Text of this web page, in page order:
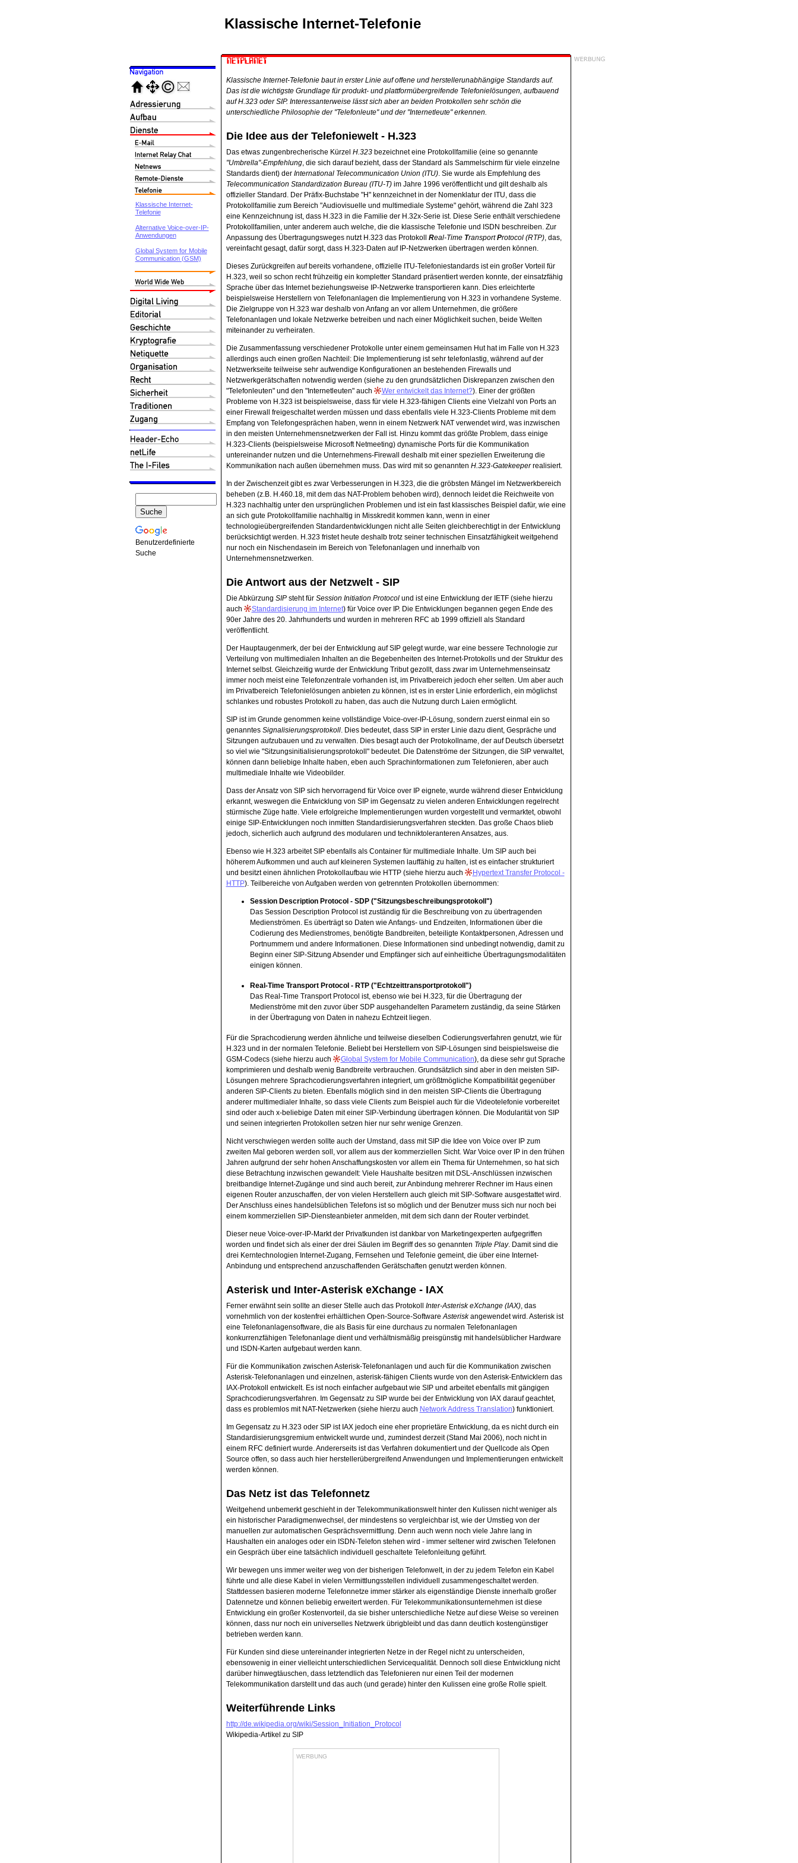
Klassische Internet-Telefonie
Klassische Internet-
Telefonie
Alternative Voice-over-IP-
Anwendungen
Global System for Mobile
Communication (GSM)
Benutzerdefinierte
Suche
Klassische Internet-Telefonie baut in erster Linie auf offene und herstellerunabhängige Standards auf.
Das ist die wichtigste Grundlage für produkt- und plattformübergreifende Telefonielösungen, aufbauend
auf H.323 oder SIP. Interessanterweise lässt sich aber an beiden Protokollen sehr schön die
unterschiedliche Philosophie der "Telefonleute" und der "Internetleute" erkennen.
Die Idee aus der Telefoniewelt - H.323
Das etwas zungenbrecherische Kürzel H.323bezeichnet eine Protokollfamilie (eine so genannte
"Umbrella"-Empfehlung, die sich darauf bezieht, dass der Standard als Sammelschirm für viele einzelne
Standards dient) der International Telecommunication Union (ITU). Sie wurde als Empfehlung des
Telecommunication Standardization Bureau (ITU-T)im Jahre 1996 veröffentlicht und gilt deshalb als
offizieller Standard. Der Präfix-Buchstabe "H" kennzeichnet in der Nomenklatur der ITU, dass die
Protokollfamilie zum Bereich "Audiovisuelle und multimediale Systeme" gehört, während die Zahl 323
eine Kennzeichnung ist, dass H.323 in die Familie der H.32x-Serie ist. Diese Serie enthält verschiedene
Protokollfamilien, unter anderem auch welche, die die klassische Telefonie und ISDN beschreiben. Zur
Anpassung des Übertragungsweges nutzt H.323 das Protokoll Real-Time TransportProtocol (RTP), das,
vereinfacht gesagt, dafür sorgt, dass H.323-Daten auf IP-Netzwerken übertragen werden können.
Dieses Zurückgreifen auf bereits vorhandene, offizielle ITU-Telefoniestandards ist ein großer Vorteil für
H.323, weil so schon recht frühzeitig ein kompletter Standard präsentiert werden konnte, der einsatzfähig
Sprache über das Internet beziehungsweise IP-Netzwerke transportieren kann. Dies erleichterte
beispielsweise Herstellern von Telefonanlagen die Implementierung von H.323 in vorhandene Systeme.
Die Zielgruppe von H.323 war deshalb von Anfang an vor allem Unternehmen, die größere
Telefonanlagen und lokale Netzwerke betreiben und nach einer Möglichkeit suchen, beide Welten
miteinander zu verheiraten.
Die Zusammenfassung verschiedener Protokolle unter einem gemeinsamen Hut hat im Falle von H.323
allerdings auch einen großen Nachteil: Die Implementierung ist sehr telefonlastig, während auf der
Netzwerkseite teilweise sehr aufwendige Konfigurationen an bestehenden Firewalls und
Netzwerkgerätschaften notwendig werden (siehe zu den grundsätzlichen Diskrepanzen zwischen den
"Telefonleuten" und den "Internetleuten" auch
Wer entwickelt das Internet?). Einer der größten
Probleme von H.323 ist beispielsweise, dass für viele H.323-fähigen Clients eine Vielzahl von Ports an
einer Firewall freigeschaltet werden müssen und dass ebenfalls viele H.323-Clients Probleme mit dem
Empfang von Telefongesprächen haben, wenn in einem Netzwerk NAT verwendet wird, was inzwischen
in den meisten Unternehmensnetzwerken der Fall ist. Hinzu kommt das größte Problem, dass einige
H.323-Clients (beispielsweise Microsoft Netmeeting) dynamische Ports für die Kommunikation
untereinander nutzen und die Unternehmens-Firewall deshalb mit einer speziellen Erweiterung die
Kommunikation nach außen übernehmen muss. Das wird mit so genannten H.323-Gatekeeperrealisiert.
In der Zwischenzeit gibt es zwar Verbesserungen in H.323, die die gröbsten Mängel im Netzwerkbereich
beheben (z.B. H.460.18, mit dem das NAT-Problem behoben wird), dennoch leidet die Reichweite von
H.323 nachhaltig unter den ursprünglichen Problemen und ist ein fast klassisches Beispiel dafür, wie eine
an sich gute Protokollfamilie nachhaltig in Misskredit kommen kann, wenn in einer
technologieübergreifenden Standardentwicklungen nicht alle Seiten gleichberechtigt in der Entwicklung
berücksichtigt werden. H.323 fristet heute deshalb trotz seiner technischen Einsatzfähigkeit weitgehend
nur noch ein Nischendasein im Bereich von Telefonanlagen und innerhalb von
Unternehmensnetzwerken.
Die Antwort aus der Netzwelt - SIP
Die Abkürzung SIPsteht für Session Initiation Protocolund ist eine Entwicklung der IETF (siehe hierzu
auch
Standardisierung im Internet) für Voice over IP. Die Entwicklungen begannen gegen Ende des
90er Jahre des 20. Jahrhunderts und wurden in mehreren RFC ab 1999 offiziell als Standard
veröffentlicht.
Der Hauptaugenmerk, der bei der Entwicklung auf SIP gelegt wurde, war eine bessere Technologie zur
Verteilung von multimedialen Inhalten an die Begebenheiten des Internet-Protokolls und der Struktur des
Internet selbst. Gleichzeitig wurde der Entwicklung Tribut gezollt, dass zwar im Unternehmenseinsatz
immer noch meist eine Telefonzentrale vorhanden ist, im Privatbereich jedoch eher selten. Um aber auch
im Privatbereich Telefonielösungen anbieten zu können, ist es in erster Linie erforderlich, ein möglichst
schlankes und robustes Protokoll zu haben, das auch die Nutzung durch Laien ermöglicht.
SIP ist im Grunde genommen keine vollständige Voice-over-IP-Lösung, sondern zuerst einmal ein so
genanntes Signalisierungsprotokoll. Dies bedeutet, dass SIP in erster Linie dazu dient, Gespräche und
Sitzungen aufzubauen und zu verwalten. Dies besagt auch der Protokollname, der auf Deutsch übersetzt
so viel wie "Sitzungsinitialisierungsprotokoll" bedeutet. Die Datenströme der Sitzungen, die SIP verwaltet,
können dann beliebige Inhalte haben, eben auch Sprachinformationen zum Telefonieren, aber auch
multimediale Inhalte wie Videobilder.
Dass der Ansatz von SIP sich hervorragend für Voice over IP eignete, wurde während dieser Entwicklung
erkannt, weswegen die Entwicklung von SIP im Gegensatz zu vielen anderen Entwicklungen regelrecht
stürmische Züge hatte. Viele erfolgreiche Implementierungen wurden vorgestellt und vermarktet, obwohl
einige SIP-Entwicklungen noch inmitten Standardisierungsverfahren steckten. Das große Chaos blieb
jedoch, sicherlich auch aufgrund des modularen und techniktoleranteren Ansatzes, aus.
Ebenso wie H.323 arbeitet SIP ebenfalls als Container für multimediale Inhalte. Um SIP auch bei
höherem Aufkommen und auch auf kleineren Systemen lauffähig zu halten, ist es einfacher strukturiert
und besitzt einen ähnlichen Protokollaufbau wie HTTP (siehe hierzu auch
Hypertext Transfer Protocol -
HTTP). Teilbereiche von Aufgaben werden von getrennten Protokollen übernommen:
Session Description Protocol - SDP ("Sitzungsbeschreibungsprotokoll")
Das Session Description Protocol ist zuständig für die Beschreibung von zu übertragenden
Medienströmen. Es überträgt so Daten wie Anfangs- und Endzeiten, Informationen über die
Codierung des Medienstromes, benötigte Bandbreiten, beteiligte Kontaktpersonen, Adressen und
Portnummern und andere Informationen. Diese Informationen sind unbedingt notwendig, damit zu
Beginn einer SIP-Sitzung Absender und Empfänger sich auf einheitliche Übertragungsmodalitäten
einigen können.
Real-Time Transport Protocol - RTP ("Echtzeittransportprotokoll")
Das Real-Time Transport Protocol ist, ebenso wie bei H.323, für die Übertragung der
Medienströme mit den zuvor über SDP ausgehandelten Parametern zuständig, da seine Stärken
in der Übertragung von Daten in nahezu Echtzeit liegen.
Für die Sprachcodierung werden ähnliche und teilweise dieselben Codierungsverfahren genutzt, wie für
H.323 und in der normalen Telefonie. Beliebt bei Herstellern von SIP-Lösungen sind beispielsweise die
GSM-Codecs (siehe hierzu auch
Global System for Mobile Communication), da diese sehr gut Sprache
komprimieren und deshalb wenig Bandbreite verbrauchen. Grundsätzlich sind aber in den meisten SIP-
Lösungen mehrere Sprachcodierungsverfahren integriert, um größtmögliche Kompatibilität gegenüber
anderen SIP-Clients zu bieten. Ebenfalls möglich sind in den meisten SIP-Clients die Übertragung
anderer multimedialer Inhalte, so dass viele Clients zum Beispiel auch für die Videotelefonie vorbereitet
sind oder auch x-beliebige Daten mit einer SIP-Verbindung übertragen können. Die Modularität von SIP
und seinen integrierten Protokollen setzen hier nur sehr wenige Grenzen.
Nicht verschwiegen werden sollte auch der Umstand, dass mit SIP die Idee von Voice over IP zum
zweiten Mal geboren werden soll, vor allem aus der kommerziellen Sicht. War Voice over IP in den frühen
Jahren aufgrund der sehr hohen Anschaffungskosten vor allem ein Thema für Unternehmen, so hat sich
diese Betrachtung inzwischen gewandelt: Viele Haushalte besitzen mit DSL-Anschlüssen inzwischen
breitbandige Internet-Zugänge und sind auch bereit, zur Anbindung mehrerer Rechner im Haus einen
eigenen Router anzuschaffen, der von vielen Herstellern auch gleich mit SIP-Software ausgestattet wird.
Der Anschluss eines handelsüblichen Telefons ist so möglich und der Benutzer muss sich nur noch bei
einem kommerziellen SIP-Diensteanbieter anmelden, mit dem sich dann der Router verbindet.
Dieser neue Voice-over-IP-Markt der Privatkunden ist dankbar von Marketingexperten aufgegriffen
worden und findet sich als einer der drei Säulen im Begriff des so genannten Triple Play. Damit sind die
drei Kerntechnologien Internet-Zugang, Fernsehen und Telefonie gemeint, die über eine Internet-
Anbindung und entsprechend anzuschaffenden Gerätschaften genutzt werden können.
Asterisk und Inter-Asterisk eXchange - IAX
Ferner erwähnt sein sollte an dieser Stelle auch das Protokoll Inter-Asterisk eXchange (IAX), das
vornehmlich von der kostenfrei erhältlichen Open-Source-SoftwareAsteriskangewendet wird. Asterisk ist
eine Telefonanlagensoftware, die als Basis für eine durchaus zu normalen Telefonanlagen
konkurrenzfähigen Telefonanlage dient und verhältnismäßig preisgünstig mit handelsüblicher Hardware
und ISDN-Karten aufgebaut werden kann.
Für die Kommunikation zwischen Asterisk-Telefonanlagen und auch für die Kommunikation zwischen
Asterisk-Telefonanlagen und einzelnen, asterisk-fähigen Clients wurde von den Asterisk-Entwicklern das
IAX-Protokoll entwickelt. Es ist noch einfacher aufgebaut wie SIP und arbeitet ebenfalls mit gängigen
Sprachcodierungsverfahren. Im Gegensatz zu SIP wurde bei der Entwicklung von IAX darauf geachtet,
dass es problemlos mit NAT-Netzwerken (siehe hierzu auch Network Address Translation) funktioniert.
Im Gegensatz zu H.323 oder SIP ist IAX jedoch eine eher proprietäre Entwicklung, da es nicht durch ein
Standardisierungsgremium entwickelt wurde und, zumindest derzeit (Stand Mai 2006), noch nicht in
einem RFC definiert wurde. Andererseits ist das Verfahren dokumentiert und der Quellcode als Open
Source offen, so dass auch hier herstellerübergreifend Anwendungen und Implementierungen entwickelt
werden können.
Das Netz ist das Telefonnetz
Weitgehend unbemerkt geschieht in der Telekommunikationswelt hinter den Kulissen nicht weniger als
ein historischer Paradigmenwechsel, der mindestens so vergleichbar ist, wie der Umstieg von der
manuellen zur automatischen Gesprächsvermittlung. Denn auch wenn noch viele Jahre lang in
Haushalten ein analoges oder ein ISDN-Telefon stehen wird - immer seltener wird zwischen Telefonen
ein Gespräch über eine tatsächlich individuell geschaltete Telefonleitung geführt.
Wir bewegen uns immer weiter weg von der bisherigen Telefonwelt, in der zu jedem Telefon ein Kabel
führte und alle diese Kabel in vielen Vermittlungsstellen individuell zusammengeschaltet werden.
Stattdessen basieren moderne Telefonnetze immer stärker als eigenständige Dienste innerhalb großer
Datennetze und können beliebig erweitert werden. Für Telekommunikationsunternehmen ist diese
Entwicklung ein großer Kostenvorteil, da sie bisher unterschiedliche Netze auf diese Weise so vereinen
können, dass nur noch ein universelles Netzwerk übrigbleibt und das dann deutlich kostengünstiger
betrieben werden kann.
Für Kunden sind diese untereinander integrierten Netze in der Regel nicht zu unterscheiden,
ebensowenig in einer vielleicht unterschiedlichen Servicequalität. Dennoch soll diese Entwicklung nicht
darüber hinwegtäuschen, dass letztendlich das Telefonieren nur einen Teil der modernen
Telekommunikation darstellt und das auch (und gerade) hinter den Kulissen eine große Rolle spielt.
Weiterführende Links
http://de.wikipedia.org/wiki/Session_Initiation_Protocol
Wikipedia-Artikel zu SIP
WERBUNG